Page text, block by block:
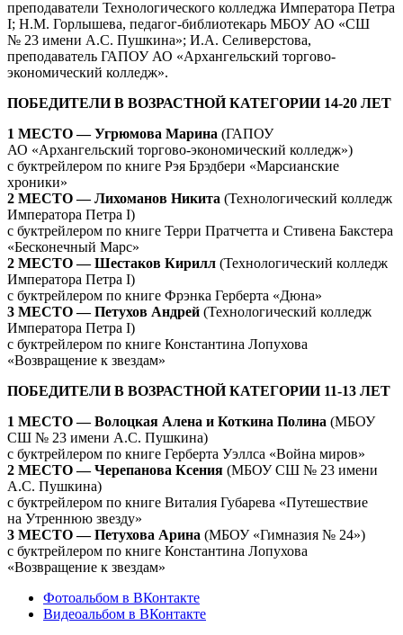
преподаватели Технологического колледжа Императора Петра
I; Н.М. Горлышева, педагог-библиотекарь МБОУ АО «СШ
№ 23 имени А.С. Пушкина»; И.А. Селиверстова,
преподаватель ГАПОУ АО «Архангельский торгово-
экономический колледж».
ПОБЕДИТЕЛИ В ВОЗРАСТНОЙ КАТЕГОРИИ 14-20 ЛЕТ
1 МЕСТО — Угрюмова Марина (ГАПОУ
АО «Архангельский торгово-экономический колледж»)
с буктрейлером по книге Рэя Брэдбери «Марсианские
хроники»
2 МЕСТО — Лихоманов Никита (Технологический колледж
Императора Петра I)
с буктрейлером по книге Терри Пратчетта и Стивена Бакстера
«Бесконечный Марс»
2 МЕСТО — Шестаков Кирилл (Технологический колледж
Императора Петра I)
с буктрейлером по книге Фрэнка Герберта «Дюна»
3 МЕСТО — Петухов Андрей (Технологический колледж
Императора Петра I)
с буктрейлером по книге Константина Лопухова
«Возвращение к звездам»
ПОБЕДИТЕЛИ В ВОЗРАСТНОЙ КАТЕГОРИИ 11-13 ЛЕТ
1 МЕСТО — Волоцкая Алена и Коткина Полина (МБОУ
СШ № 23 имени А.С. Пушкина)
с буктрейлером по книге Герберта Уэллса «Война миров»
2 МЕСТО — Черепанова Ксения (МБОУ СШ № 23 имени
А.С. Пушкина)
с буктрейлером по книге Виталия Губарева «Путешествие
на Утреннюю звезду»
3 МЕСТО — Петухова Арина (МБОУ «Гимназия № 24»)
с буктрейлером по книге Константина Лопухова
«Возвращение к звездам»
Фотоальбом в ВКонтакте
Видеоальбом в ВКонтакте